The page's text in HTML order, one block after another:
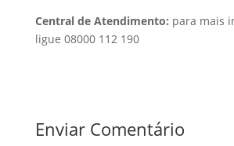
Central de Atendimento: para mais
ligue 08000 112 190
Enviar Comentário